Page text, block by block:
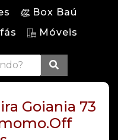
Box Baú
Móveis
Goiania 73